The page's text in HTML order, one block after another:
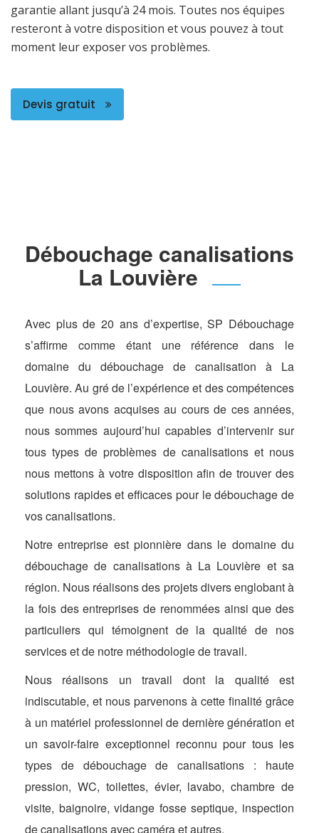
garantie allant jusqu’à 24 mois. Toutes nos équipes
resteront à votre disposition et vous pouvez à tout
moment leur exposer vos problèmes.
Devis gratuit
Débouchage canalisations
La Louvière
Avec plus de 20 ans d’expertise, SP Débouchage
s’affirme comme étant une référence dans le
domaine du débouchage de canalisation à La
Louvière. Au gré de l’expérience et des compétences
que nous avons acquises au cours de ces années,
nous sommes aujourd’hui capables d’intervenir sur
tous types de problèmes de canalisations et nous
nous mettons à votre disposition afin de trouver des
solutions rapides et efficaces pour le débouchage de
vos canalisations.
Notre entreprise est pionnière dans le domaine du
débouchage de canalisations à La Louvière et sa
région. Nous réalisons des projets divers englobant à
la fois des entreprises de renommées ainsi que des
particuliers qui témoignent de la qualité de nos
services et de notre méthodologie de travail.
Nous réalisons un travail dont la qualité est
indiscutable, et nous parvenons à cette finalité grâce
à un matériel professionnel de dernière génération et
un savoir-faire exceptionnel reconnu pour tous les
types de débouchage de canalisations : haute
pression, WC, toilettes, évier, lavabo, chambre de
visite, baignoire, vidange fosse septique, inspection
de canalisations avec caméra et autres.